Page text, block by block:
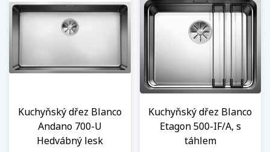
Kuchyňský dřez Blanco
Andano 700-U
Hedvábný lesk
Kuchyňský dřez Blanco
Etagon 500-IF/A, s
táhlem